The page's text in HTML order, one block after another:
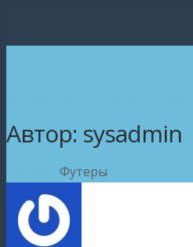
Автор: sysadmin
Футеры